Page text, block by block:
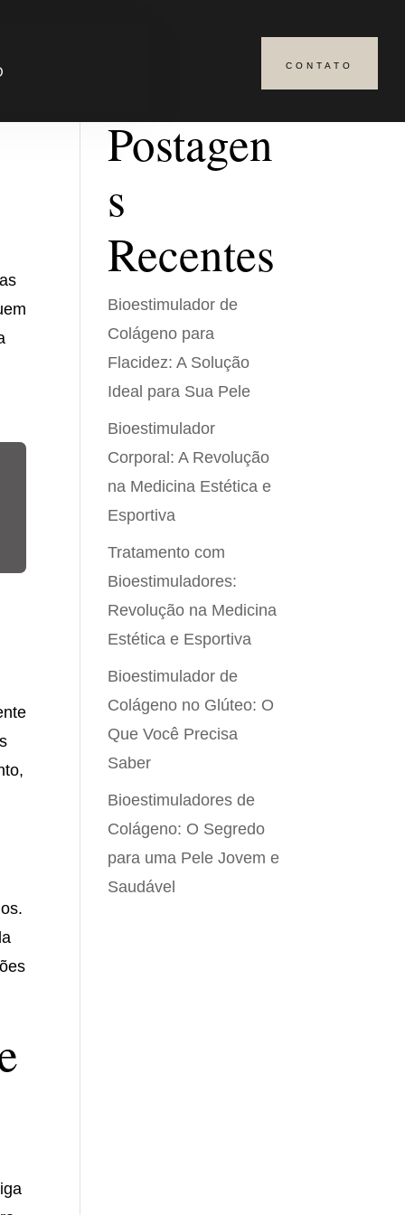
CONTATO
Postagen
s
Recentes
Bioestimulador de
Colágeno para
Flacidez: A Solução
Ideal para Sua Pele
Bioestimulador
Corporal: A Revolução
na Medicina Estética e
Esportiva
Tratamento com
Bioestimuladores:
Revolução na Medicina
Estética e Esportiva
Bioestimulador de
Colágeno no Glúteo: O
Que Você Precisa
Saber
Bioestimuladores de
Colágeno: O Segredo
para uma Pele Jovem e
Saudável